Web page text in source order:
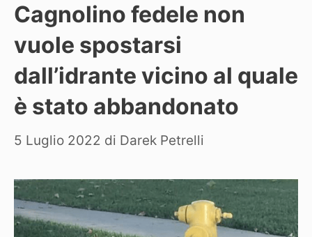
Cagnolino fedele non
vuole spostarsi
dall’idrante vicino al quale
è stato abbandonato
5 Luglio 2022 di Darek Petrelli